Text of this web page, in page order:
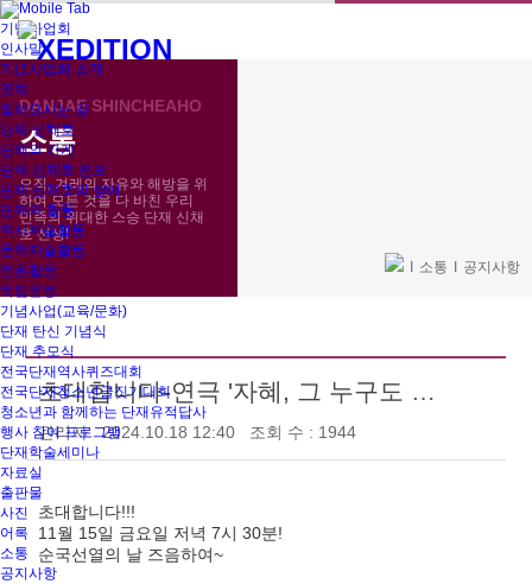
기념사업회
인사말
기념사업회 소개
연혁
찾아오시는 길
단재 신채호
단재의 가계
단재 신채호 연보
단재 신채호의 생애
단재의 활동
역사저술활동
문학저술활동
언론활동
독립운동
기념사업(교육/문화)
단재 탄신 기념식
단재 추모식
전국단재역사퀴즈대회
전국단재청소년글짓기대회
청소년과 함께하는 단재유적답사
행사 참여 프로그램
단재학술세미나
자료실
출판물
사진
어록
소통
공지사항
DANJAE SHINCHEAHO
소통
오직, 겨레의 자유와 해방을 위
하여 모든 것을 다 바친 우리
민족의 위대한 스승 단재 신채
호 선생!
소통
공지사항
초대합니다-연극 '자혜, 그 누구도 아닌'
관리자 2024.10.18 12:40 조회 수 : 1944
초대합니다!!!
11월 15일 금요일 저녁 7시 30분!
순국선열의 날 즈음하여~